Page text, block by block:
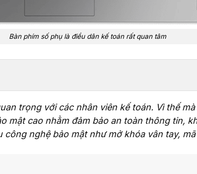
Bàn phím số phụ là điều dân kế toán rất quan tâm
trọng với các nhân viên kế toán. Vì thế
mật cao nhằm đảm bảo an toàn thông tin,
công nghệ bảo mật như mở khóa vân tay,